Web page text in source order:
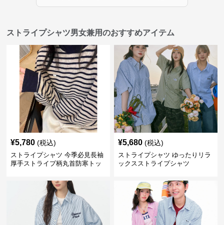
ストライプシャツ男女兼用のおすすめアイテム
¥5,780 (税込)
ストライプシャツ 今季必見長袖
厚手ストライプ柄丸首防寒トッ
¥5,680 (税込)
ストライプシャツ ゆったりリラ
ックスストライプシャツ